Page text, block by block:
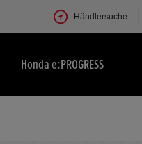
Händlersuche
Honda e:PROGRESS